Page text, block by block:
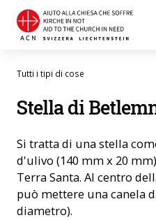
Tutti i tipi di cose
Stella di
Si tratta di una stella
d'ulivo (140 mm x 20
Terra Santa. Al centro
può mettere una canela
diametro).